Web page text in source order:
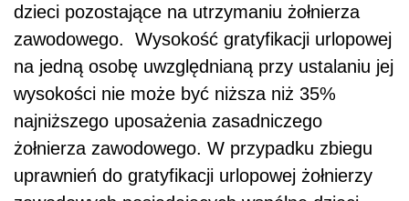
dzieci pozostające na utrzymaniu żołnierza
zawodowego. Wysokość gratyfikacji urlopowej
na jedną osobę uwzględnianą przy ustalaniu jej
wysokości nie może być niższa niż 35%
najniższego uposażenia zasadniczego
żołnierza zawodowego. W przypadku zbiegu
uprawnień do gratyfikacji urlopowej żołnierzy